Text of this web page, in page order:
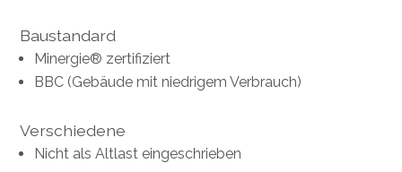
Baustandard
Minergie® zertifiziert
BBC (Gebäude mit niedrigem Verbrauch)
Verschiedene
Nicht als Altlast eingeschrieben